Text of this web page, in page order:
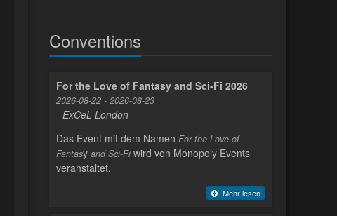
Conventions
For the Love of Fantasy and Sci-Fi 2026
2026-08-22 - 2026-08-23
- ExCeL London -
Das Event mit dem Namen For the Love of
Fantasy and Sci-Fi wird von Monopoly Events
veranstaltet.
Mehr lesen